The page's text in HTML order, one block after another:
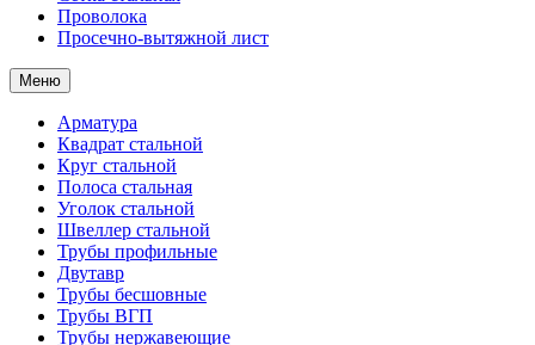
Проволока
Просечно-вытяжной лист
Меню
Арматура
Квадрат стальной
Круг стальной
Полоса стальная
Уголок стальной
Швеллер стальной
Трубы профильные
Двутавр
Трубы бесшовные
Трубы ВГП
Трубы нержавеющие